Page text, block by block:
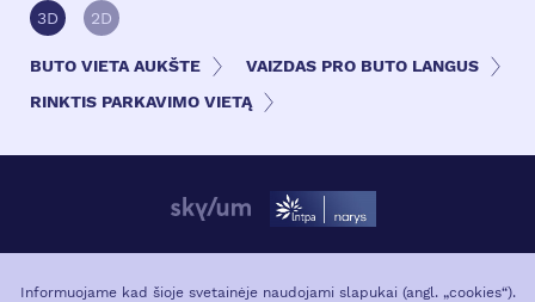
3D 2D
BUTO VIETA AUKŠTE
VAIZDAS PRO BUTO LANGUS
RINKTIS PARKAVIMO VIETĄ
VIETA MIESTE
Informuojame kad šioje svetainėje naudojami slapukai (angl. „cookies“).